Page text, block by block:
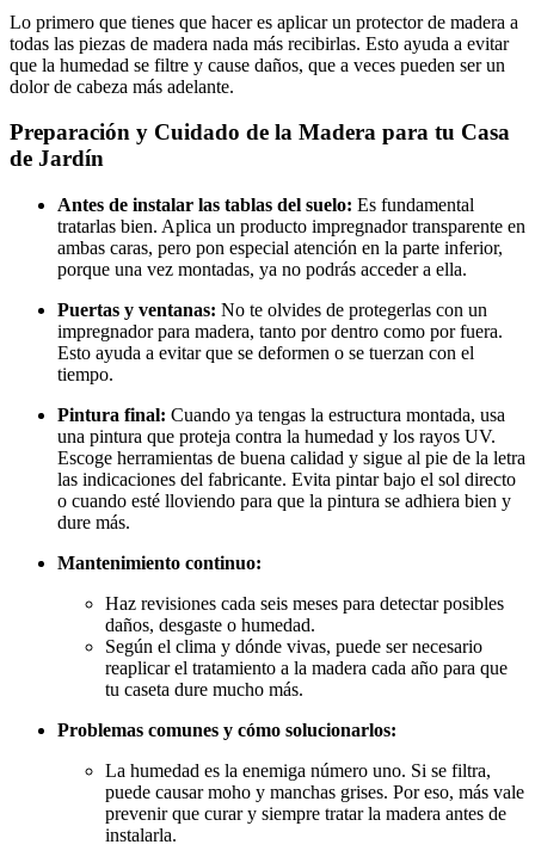
Lo primero que tienes que hacer es aplicar un protector de madera a
todas las piezas de madera nada más recibirlas. Esto ayuda a evitar
que la humedad se filtre y cause daños, que a veces pueden ser un
dolor de cabeza más adelante.
Preparación y Cuidado de la Madera para tu Casa
de Jardín
Antes de instalar las tablas del suelo: Es fundamental
tratarlas bien. Aplica un producto impregnador transparente en
ambas caras, pero pon especial atención en la parte inferior,
porque una vez montadas, ya no podrás acceder a ella.
Puertas y ventanas: No te olvides de protegerlas con un
impregnador para madera, tanto por dentro como por fuera.
Esto ayuda a evitar que se deformen o se tuerzan con el
tiempo.
Pintura final: Cuando ya tengas la estructura montada, usa
una pintura que proteja contra la humedad y los rayos UV.
Escoge herramientas de buena calidad y sigue al pie de la letra
las indicaciones del fabricante. Evita pintar bajo el sol directo
o cuando esté lloviendo para que la pintura se adhiera bien y
dure más.
Mantenimiento continuo:
Haz revisiones cada seis meses para detectar posibles
daños, desgaste o humedad.
Según el clima y dónde vivas, puede ser necesario
reaplicar el tratamiento a la madera cada año para que
tu caseta dure mucho más.
Problemas comunes y cómo solucionarlos:
La humedad es la enemiga número uno. Si se filtra,
puede causar moho y manchas grises. Por eso, más vale
prevenir que curar y siempre tratar la madera antes de
instalarla.